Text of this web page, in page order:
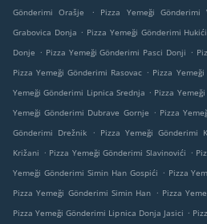
Gönderimi Orašje
. Pizza Yemeği Gönderimi
Grabovica Donja . Pizza Yemeği Gönderimi Hukići
Donje . Pizza Yemeği Gönderimi Pasci Donji .
Pizza Yemeği Gönderimi Rasovac . Pizza
Yemeği Gönderimi Lipnica Srednja . Pizza
Yemeği Gönderimi Dubrave Gornje . Pizza
Gönderimi Drežnik
. Pizza Yemeği Gönderimi
Križani . Pizza Yemeği Gönderimi Slavinovići .
Yemeği Gönderimi Simin Han Gospići . Pizza
Pizza Yemeği Gönderimi Simin Han . Pizza
Pizza Yemeği Gönderimi Lipnica Donja Jasici .